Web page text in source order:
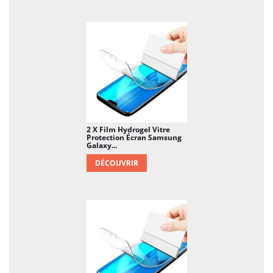
protection. Vous pouvez ainsi profiter d'une
protection complète sans compromettre
l'adhérence ou la durabilité de votre coque.
Pourquoi choisir le film Hydrogel pour
votre iPhone 16 Pro ?
Le film Hydrogel présente de nombreux
avantages par rapport au verre trempé
traditionnel. En plus d’être plus flexible et
d'offrir une meilleure adaptabilité aux écrans
réparation. Cette technologie prolonge la
durée de vie du film tout en maintenant une
qualité visuelle impeccable. De plus, sa finesse
permet une application sans alourdir le
téléphone, ce qui est crucial pour préserver
2 X Film Hydrogel Vitre
Protection Écran Samsung
Galaxy...
DÉCOUVRIR